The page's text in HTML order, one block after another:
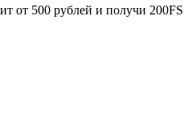
от 500 рублей и получи 200FS